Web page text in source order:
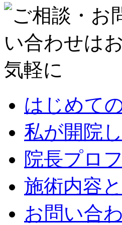
はじめて
私が開院
院長プロ
施術内容
お問い合